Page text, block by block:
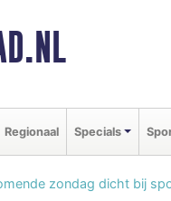
Regionaal Specials
zondag dicht bij